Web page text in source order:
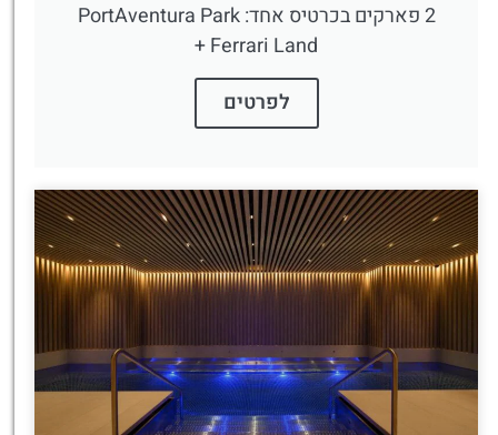
2 פארקים בכרטיס אחד: PortAventura Park
+ Ferrari Land
לפרטים